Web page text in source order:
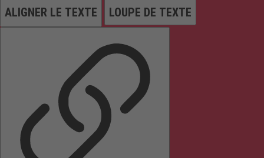
ALIGNER LE TEXTE LOUPE DE TEXTE